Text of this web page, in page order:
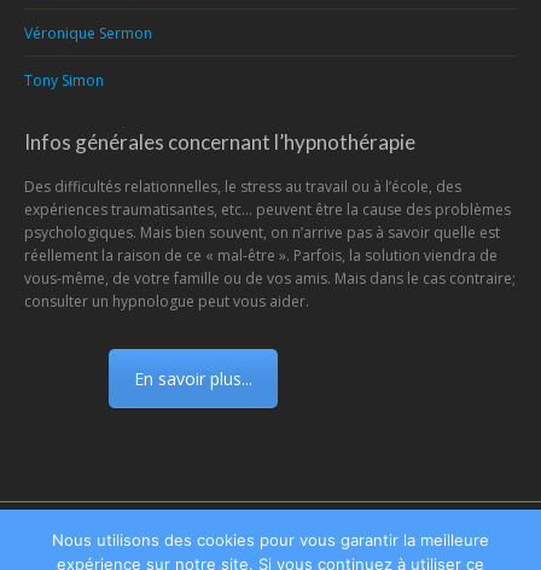
Véronique Sermon
Tony Simon
Infos générales concernant l’hypnothérapie
Des difficultés relationnelles, le stress au travail ou à l’école, des
expériences traumatisantes, etc... peuvent être la cause des problèmes
psychologiques. Mais bien souvent, on n’arrive pas à savoir quelle est
réellement la raison de ce « mal-être ». Parfois, la solution viendra de
vous-même, de votre famille ou de vos amis. Mais dans le cas contraire;
consulter un hypnologue peut vous aider.
En savoir plus...
Nous utilisons des cookies pour vous garantir la meilleure
expérience sur notre site. Si vous continuez à utiliser ce